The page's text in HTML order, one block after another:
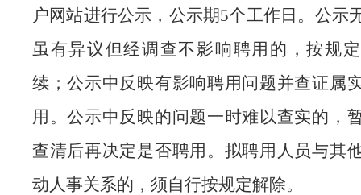
户网站进行公示，公示期5个工作日。公示
虽有异议但经调查不影响聘用的，按规
续；公示中反映有影响聘用问题并查证属
用。公示中反映的问题一时难以查实的，
查清后再决定是否聘用。拟聘用人员与其
动人事关系的，须自行按规定解除。